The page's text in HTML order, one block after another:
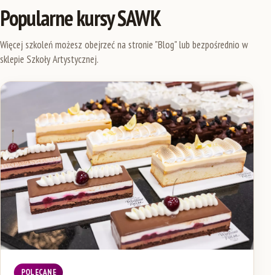
Popularne kursy SAWK
Więcej szkoleń możesz obejrzeć na stronie "Blog" lub bezpośrednio w
sklepie Szkoły Artystycznej.
POLECANE